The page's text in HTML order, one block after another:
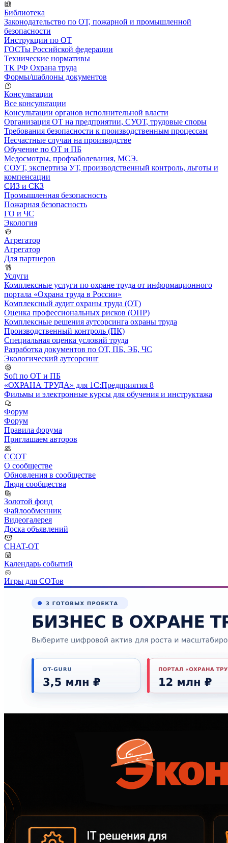
Библиотека
Законодательство по ОТ, пожарной и промышленной
безопасности
Инструкции по ОТ
ГОСТы Российской федерации
Технические нормативы
ТК РФ Охрана труда
Формы/шаблоны документов
Консультации
Все консультации
Консультации органов исполнительной власти
Организация ОТ на предприятии, СУОТ, трудовые споры
Требования безопасности к производственным процессам
Несчастные случаи на производстве
Обучение по ОТ и ПБ
Медосмотры, профзаболевания, МСЭ.
СОУТ, экспертиза УТ, производственный контроль, льготы и
компенсации
СИЗ и СКЗ
Промышленная безопасность
Пожарная безопасность
ГО и ЧС
Экология
Агрегатор
Агрегатор
Для партнеров
Услуги
Комплексные услуги по охране труда от информационного
портала «Охрана труда в России»
Комплексный аудит охраны труда (ОТ)
Оценка профессиональных рисков (ОПР)
Комплексные решения аутсорсинга охраны труда
Производственный контроль (ПК)
Специальная оценка условий труда
Разработка документов по ОТ, ПБ, ЭБ, ЧС
Экологический аутсорсинг
Soft по ОТ и ПБ
«ОХРАНА ТРУДА» для 1С:Предприятия 8
Фильмы и электронные курсы для обучения и инструктажа
Форум
Форум
Правила форума
Приглашаем авторов
ССОТ
О сообществе
Обновления в сообществе
Люди сообщества
Золотой фонд
Файлообменник
Видеогалерея
Доска объявлений
CHAT-OT
Календарь событий
Игры для СОТов